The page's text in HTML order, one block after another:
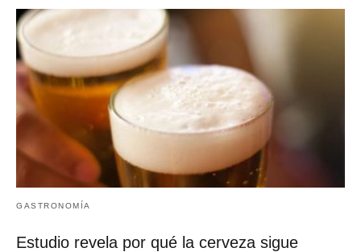
GASTRONOMÍA
Estudio revela por qué la cerveza sigue